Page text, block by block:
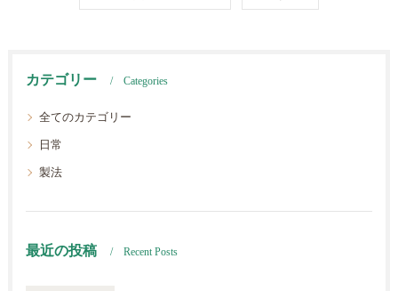
カテゴリー Categories
全てのカテゴリー
日常
製法
最近の投稿 Recent Posts